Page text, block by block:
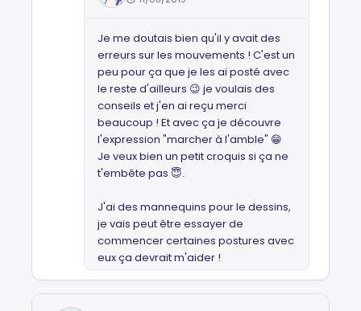
Je me doutais bien qu'il y avait des
erreurs sur les mouvements ! C'est un
peu pour ça que je les ai posté avec
le reste d'ailleurs 😉 je voulais des
conseils et j'en ai reçu merci
beaucoup ! Et avec ça je découvre
l'expression "marcher à l'amble" 😁
Je veux bien un petit croquis si ça ne
t'embête pas 😇.
J'ai des mannequins pour le dessins,
je vais peut être essayer de
commencer certaines postures avec
eux ça devrait m'aider !